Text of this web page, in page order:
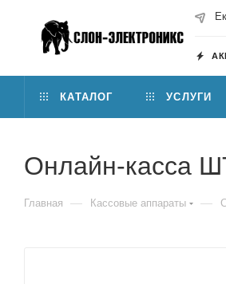
КАТАЛОГ УСЛУГИ
Онлайн-касса
Главная — Кассовые аппараты —